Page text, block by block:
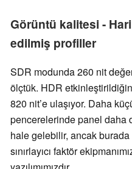
Görüntü kalitesi -
edilmiş profiller
SDR modunda 260 nit
ölçtük. HDR
820 nit’e ulaşıyor. Daha
pencerelerinde panel daha
hale gelebilir, ancak burada
sınırlayıcı faktör